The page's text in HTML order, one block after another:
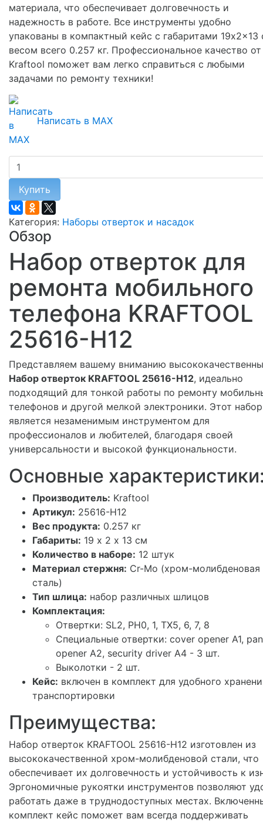
материала, что обеспечивает долговечность и
надежность в работе. Все инструменты удобно
упакованы в компактный кейс с габаритами 19x2x13
весом всего 0.257 кг. Профессиональное качество от
Kraftool поможет вам легко справиться с любыми
задачами по ремонту техники!
Написать в MAX
Купить
Категория: Наборы отверток и насадок
Обзор
Набор отверток для
ремонта мобильного
телефона KRAFTOOL
25616-H12
Представляем вашему вниманию
Набор отверток KRAFTOOL 25616-H12, идеально
подходящий для тонкой работы по ремонту
телефонов и другой мелкой электроники. Этот набор
является незаменимым инструментом для
профессионалов и любителей, благодаря своей
универсальности и высокой функциональности.
Основные
Производитель: Kraftool
Артикул: 25616-H12
Вес продукта: 0.257 кг
Габариты: 19 х 2 х 13 см
Количество в наборе: 12 штук
Материал стержня: Cr-Mo (хром-молибденовая
сталь)
Тип шлица: набор различных шлицов
Комплектация:
Отвертки: SL2, PH0, 1, TX5, 6, 7, 8
Специальные отвертки: cover opener A1,
opener A2, security driver A4 - 3 шт.
Выколотки - 2 шт.
Кейс: включен в комплект для удобного
транспортировки
Преимущества:
Набор отверток KRAFTOOL 25616-H12 изготовлен из
высококачественной хром-молибденовой стали, что
обеспечивает их долговечность и устойчивость к
Эргономичные рукоятки инструментов позволяют
работать даже в труднодоступных местах.
комплект кейс поможет вам всегда поддерживать